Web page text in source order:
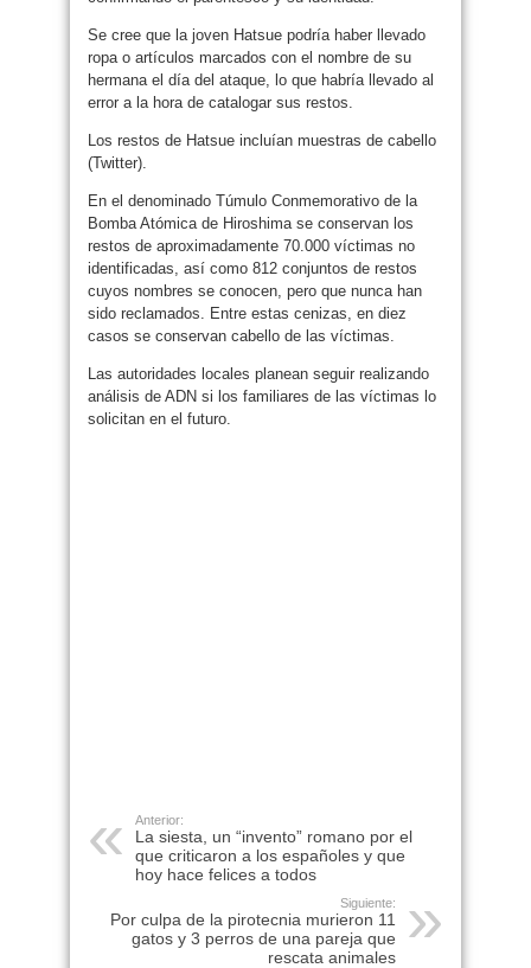
Se cree que la joven Hatsue podría haber llevado
ropa o artículos marcados con el nombre de su
hermana el día del ataque, lo que habría llevado al
error a la hora de catalogar sus restos.
Los restos de Hatsue incluían muestras de cabello
(Twitter).
En el denominado Túmulo Conmemorativo de la
Bomba Atómica de Hiroshima se conservan los
restos de aproximadamente 70.000 víctimas no
identificadas, así como 812 conjuntos de restos
cuyos nombres se conocen, pero que nunca han
sido reclamados. Entre estas cenizas, en diez
casos se conservan cabello de las víctimas.
Las autoridades locales planean seguir realizando
análisis de ADN si los familiares de las víctimas lo
solicitan en el futuro.
Anterior:
La siesta, un “invento” romano por el
que criticaron a los españoles y que
hoy hace felices a todos
Siguiente:
Por culpa de la pirotecnia murieron 11
gatos y 3 perros de una pareja que
rescata animales